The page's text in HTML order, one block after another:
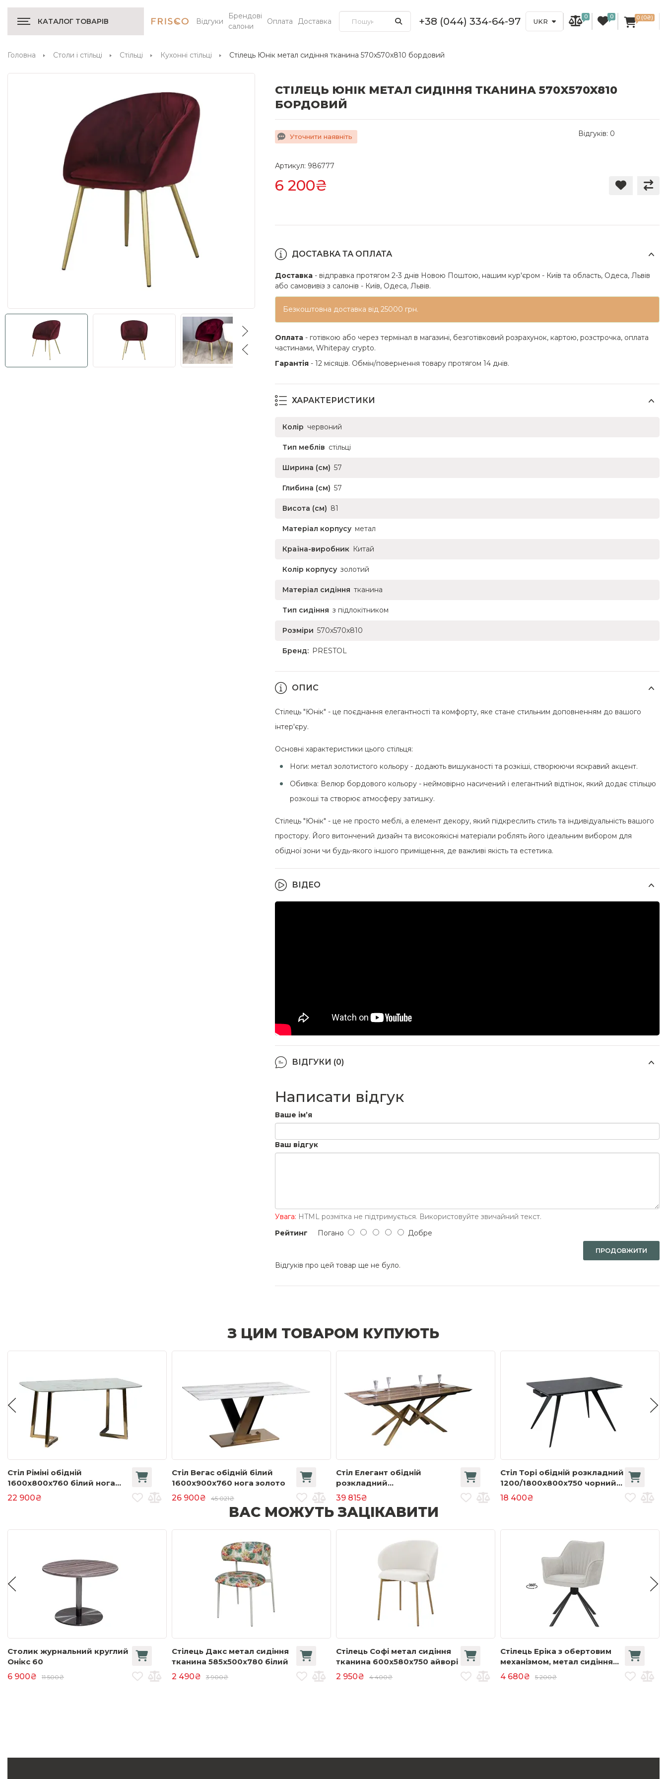
КАТАЛОГ ТОВАРІВ Відгуки
Брендові
салони
Оплата Доставка +38 (044) 334-64-97 UKR
0 0 0 (0₴)
Головна Столи і стільці Стільці Кухонні стільці Стілець Юнік метал сидіння тканина 570x570x810 бордовий
СТІЛЕЦЬ ЮНІК МЕТАЛ СИДІННЯ ТКАНИНА 570X570X810
БОРДОВИЙ
Уточнити наявніть Відгуків: 0
Артикул: 986777
6 200₴
ДОСТАВКА ТА ОПЛАТА
Доставка - відправка протягом 2-3 днів Новою Поштою, нашим кур'єром - Київ та область, Одеса, Львів
або самовивіз з салонів - Київ, Одеса, Львів.
Безкоштовна доставка від 25000 грн.
Оплата - готівкою або через термінал в магазині, безготівковий розрахунок, картою, розстрочка, оплата
частинами, Whitepay crypto.
Гарантія - 12 місяців. Обмін/повернення товару протягом 14 днів.
ХАРАКТЕРИСТИКИ
Колір червоний
Тип меблів стільці
Ширина (см) 57
Глибина (см) 57
Висота (см) 81
Матеріал корпусу метал
Країна-виробник Китай
Колір корпусу золотий
Матеріал сидіння тканина
Тип сидіння з підлокітником
Розміри 570x570x810
Бренд: PRESTOL
ОПИС
Стілець "Юнік" - це поєднання елегантності та комфорту, яке стане стильним доповненням до вашого
інтер'єру.
Основні характеристики цього стільця:
Ноги: метал золотистого кольору - додають вишуканості та розкіші, створюючи яскравий акцент.
Обивка: Велюр бордового кольору - неймовірно насичений і елегантний відтінок, який додає стільцю
розкоші та створює атмосферу затишку.
Стілець "Юнік" - це не просто меблі, а елемент декору, який підкреслить стиль та індивідуальність вашого
простору. Його витончений дизайн та високоякісні матеріали роблять його ідеальним вибором для
обідної зони чи будь-якого іншого приміщення, де важливі якість та естетика.
ВІДЕО
ВІДГУКИ (0)
Написати відгук
Ваше ім’я
Ваш відгук
Увага: HTML розмітка не підтримується. Використовуйте звичайний текст.
Рейтинг Погано Добре
ПРОДОВЖИТИ
Відгуків про цей товар ще не було.
З ЦИМ ТОВАРОМ КУПУЮТЬ
Стіл Ріміні обідній
1600x800x760 білий нога
золото
22 900₴
Стіл Вегас обідній білий
1600x900x760 нога золото
26 900₴
45 021₴
Стіл Елегант обідній
розкладний
2000/2600x1000x770 дерево
глянець
39 815₴
Стіл Торі обідній розкладний
1200/1800х800х750 чорний
мат чорні ноги
18 400₴
ВАС МОЖУТЬ ЗАЦІКАВИТИ
Столик журнальний круглий
Онікс 60
6 900₴
11 500₴
Стілець Дакс метал сидіння
тканина 585x500x780 білий
2 490₴
3 900₴
Стілець Софі метал сидіння
тканина 600x580x750 айворі
2 950₴
4 400₴
Стілець Еріка з обертовим
механізмом, метал сидіння
тканина 600x650x850 світло-
сірий
4 680₴ 5 200₴